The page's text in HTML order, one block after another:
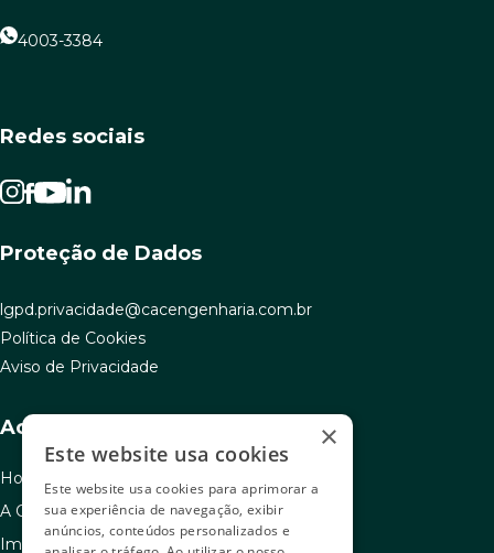
4003-3384
Redes sociais
Proteção de Dados
lgpd.privacidade@cacengenharia.com.br
Política de Cookies
Aviso de Privacidade
Acesso rápido
Home
A C.A.C
Imóveis à venda
×
Este website usa cookies
Este website usa cookies para aprimorar a
sua experiência de navegação, exibir
anúncios, conteúdos personalizados e